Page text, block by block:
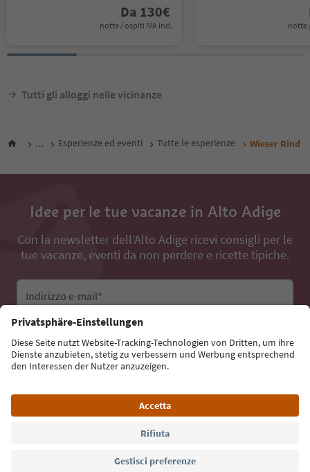
Da 130€
notte / ospiti IVA incl. notte
Tutti gli alloggi nelle vicinanze
... Esperienze ed eventi Tutte le esperienze Wieser Rind
Idee per le tue vacanze in Alto Adige
Con la newsletter dell’Alto Adige ricevi consigli per le
tue vacanze, eventi da non perdere e ricette tipiche.
Indirizzo e-mail*
Iscriviti alla newsletter